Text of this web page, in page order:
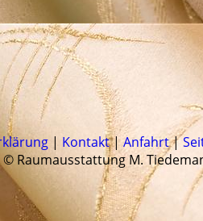
| Kontakt|Anfahrt|
Raumausstattung M.